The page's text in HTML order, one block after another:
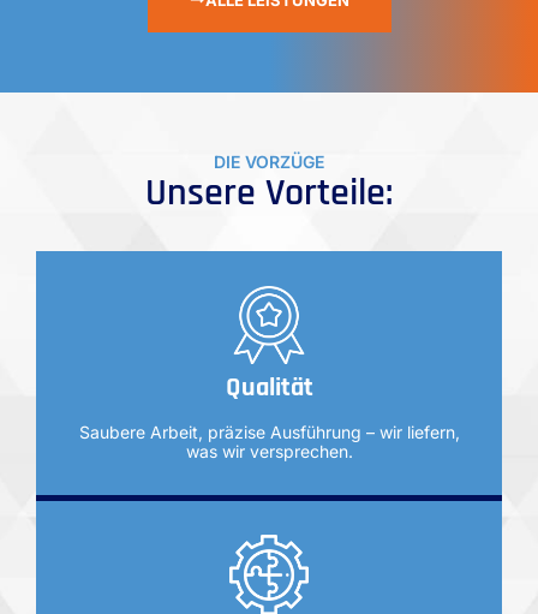
DIE VORZÜGE
Unsere Vorteile:
Qualität
Saubere Arbeit, präzise Ausführung – wir liefern,
was wir versprechen.